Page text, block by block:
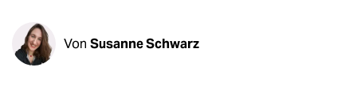
shop
fragen & hilfe
Von Susanne Schwarz